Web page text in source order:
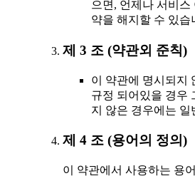
으면, 언제나 서비스
약을 해지할 수 있습
제 3 조 (약관외 준칙)
이 약관에 명시되지
규정 되어있을 경우
지 않은 경우에는
제 4 조 (용어의 정의)
이 약관에서 사용하는 용